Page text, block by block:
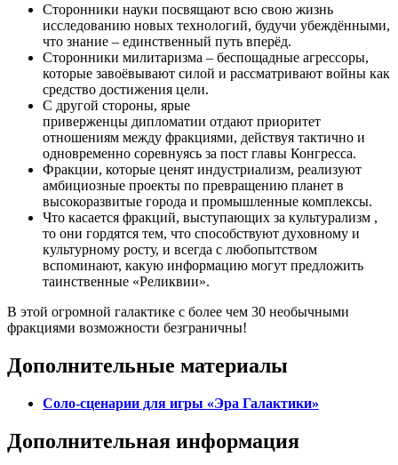
Сторонники науки посвящают всю свою жизнь
исследованию новых технологий, будучи убеждёнными,
что знание – единственный путь вперёд.
Сторонники милитаризма – беспощадные агрессоры,
которые завоёвывают силой и рассматривают войны как
средство достижения цели.
С другой стороны, ярые
приверженцы дипломатии отдают приоритет
отношениям между фракциями, действуя тактично и
одновременно соревнуясь за пост главы Конгресса.
Фракции, которые ценят индустриализм, реализуют
амбициозные проекты по превращению планет в
высокоразвитые города и промышленные комплексы.
Что касается фракций, выступающих за культурализм ,
то они гордятся тем, что способствуют духовному и
культурному росту, и всегда с любопытством
вспоминают, какую информацию могут предложить
таинственные «Реликвии».
В этой огромной галактике с более чем 30 необычными
фракциями возможности безграничны!
Дополнительные материалы
Соло-сценарии для игры «Эра Галактики»
Дополнительная информация